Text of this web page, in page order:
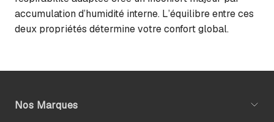
accumulation d’humidité interne. L’équilibre entre ces
deux propriétés détermine votre confort global.
Nos Marques